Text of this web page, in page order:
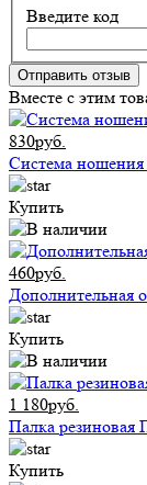
Введите код
Отправить отзыв
Вместе с этим
830руб.
Система ношения
Купить
460руб.
Дополнительная
Купить
1 180руб.
Палка резиновая
Купить